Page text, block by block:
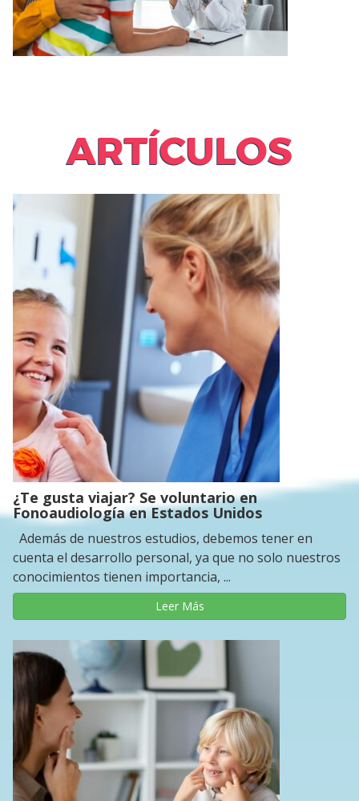
ARTÍCULOS
¿Te gusta viajar? Se voluntario en
Fonoaudiología en Estados Unidos
Además de nuestros estudios, debemos tener en
cuenta el desarrollo personal, ya que no solo nuestros
conocimientos tienen importancia, ...
Leer Más